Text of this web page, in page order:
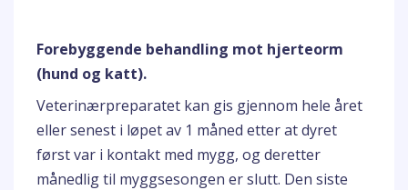
Forebyggende behandling mot hjerteorm
(hund og katt).
Veterinærpreparatet kan gis gjennom hele året
eller senest i løpet av 1 måned etter at dyret
først var i kontakt med mygg, og deretter
månedlig til myggsesongen er slutt. Den siste